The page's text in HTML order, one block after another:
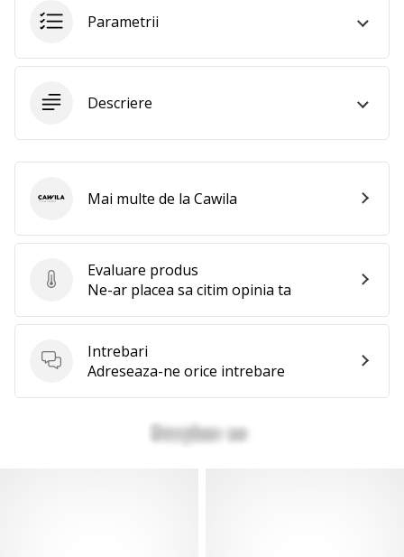
toate
Parametrii
Descriere
Evaluare produs
Evaluare produs
Ne-ar placea sa citim opinia ta
Intrebari
Intrebari
Adreseaza-ne orice intrebare
CawilaMai multe de la Cawila